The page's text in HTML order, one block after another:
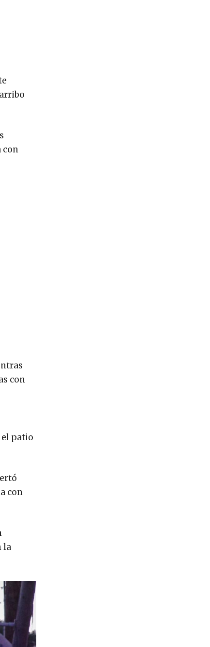
con
con
el patio
con
la